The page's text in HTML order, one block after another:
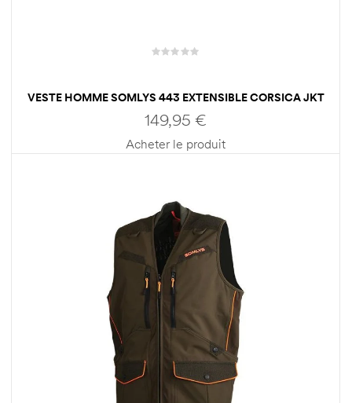
VESTE HOMME SOMLYS 443 EXTENSIBLE CORSICA JKT
149,95 €
Acheter le produit